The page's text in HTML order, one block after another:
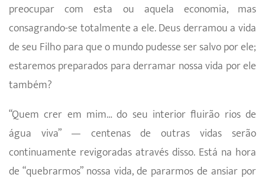
preocupar com esta ou aquela economia, mas
consagrando-se totalmente a ele. Deus derramou a vida
de seu Filho para que o mundo pudesse ser salvo por ele;
estaremos preparados para derramar nossa vida por ele
também?
“Quem crer em mim… do seu interior fluirão rios de
água viva” — centenas de outras vidas serão
continuamente revigoradas através disso. Está na hora
de “quebrarmos” nossa vida, de pararmos de ansiar por